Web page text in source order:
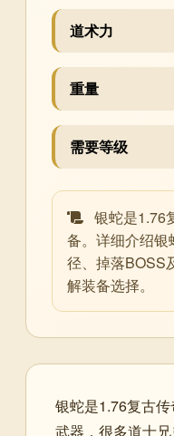
道术力
重量
需要等级
银蛇是1.76
备。详细介绍银
径、掉落BOSS
解装备选择。
银蛇是1.76复古
武器，很多道士